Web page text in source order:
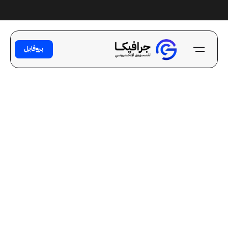
to
content
بروفايل